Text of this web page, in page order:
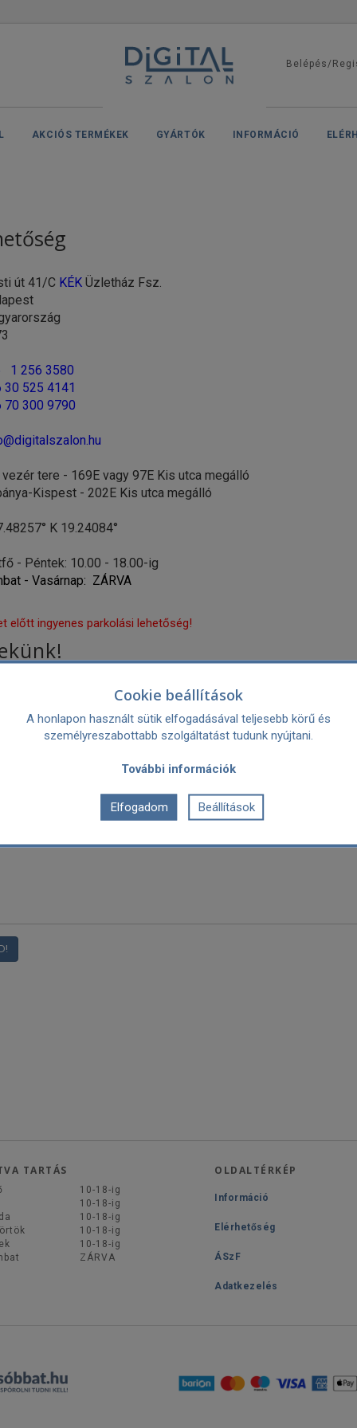
Belépés/
AKCIÓS TERMÉKEK GYÁRTÓK INFORMÁCIÓ
út 41/C KÉKÜzletház Fsz.
1 256 3580
30 525 4141
70 300 9790
tere - 169E vagy 97E Kis utca megálló
Kispest - 202E Kis utca megálló
K 19.24084°
- Péntek: 10.00 - 18.00-ig
- Vasárnap: ZÁRVA
előtt ingyenes parkolási lehetőség!
TARTÁS
10-18-ig
10-18-ig
10-18-ig
10-18-ig
10-18-ig
ZÁRVA
OLDALTÉRKÉP
Információ
Elérhetőség
ÁSzF
Adatkezelés
Cookie beállítások
A honlapon használt sütik elfogadásával teljesebb körű és
személyreszabottabb szolgáltatást tudunk nyújtani.
További információk
Elfogadom Beállítások